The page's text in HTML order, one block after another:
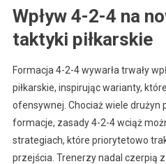
Wpływ 4-2-4 na
taktyki piłkarskie
Formacja 4-2-4 wywarła trwały
piłkarskie, inspirując warianty,
ofensywnej. Chociaż wiele drużyn
formacje, zasady 4-2-4 wciąż
strategiach, które priorytetowo
przejścia. Trenerzy nadal czerpią